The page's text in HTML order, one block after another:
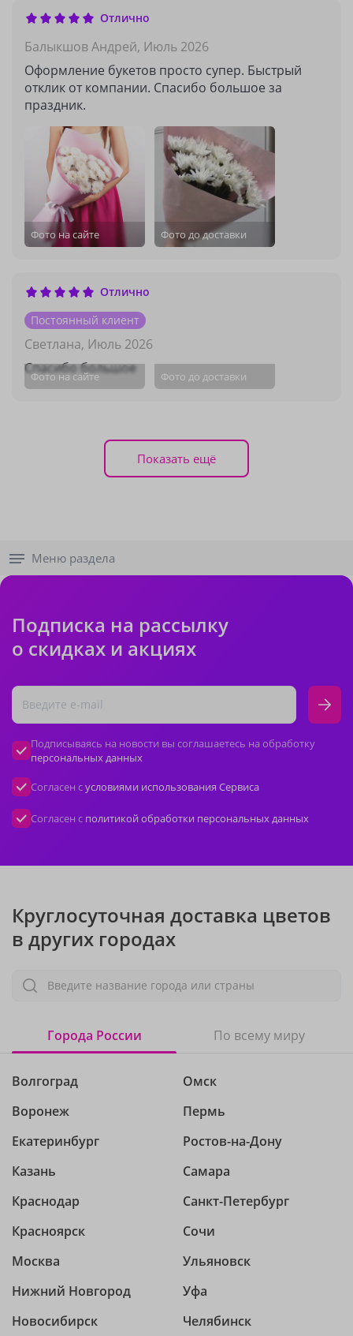
Отлично
Балыкшов Андрей, Июль 2026
Оформление букетов просто супер. Быстрый
отклик от компании. Спасибо большое за
праздник.
Фото на сайте Фото до доставки
Отлично
Постоянный клиент
Светлана, Июль 2026
Спасибо большое
Фото на сайте Фото до доставки
Показать ещё
Меню раздела
Подписка на рассылку
о скидках и акциях
Подписываясь на новости вы соглашаетесь на обработку
персональных данных
Согласен сусловиями использования Сервиса
Согласен с политикой обработки персональных данных
Круглосуточная доставка цветов
в других городах
Введите название города или страны
Города России По всему миру
Волгоград
Воронеж
Екатеринбург
Казань
Краснодар
Красноярск
Москва
Нижний Новгород
Новосибирск
Омск
Пермь
Ростов-на-Дону
Самара
Санкт-Петербург
Сочи
Ульяновск
Уфа
Челябинск